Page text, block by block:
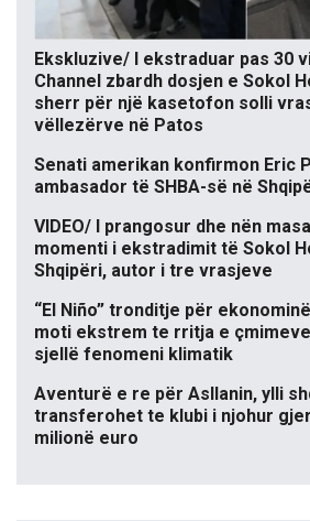
Ekskluzive/ I ekstraduar pas 30
Channel zbardh dosjen e Sokol
sherr për një kasetofon solli
vëllezërve në Patos
Senati amerikan konfirmon Eric
ambasador të SHBA-së në
VIDEO/ I prangosur dhe nën
momenti i ekstradimit të Sokol
Shqipëri, autor i tre vrasjeve
“El Niño” tronditje për
moti ekstrem te rritja e
sjellë fenomeni klimatik
Aventurë e re për Asllanin, ylli
transferohet te klubi i njohur
milionë euro